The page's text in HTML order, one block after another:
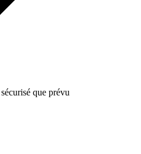
que prévu